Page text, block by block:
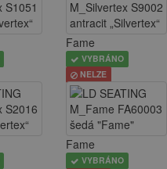
Fame
VYBRÁNO
NELZE
Fame
VYBRÁNO